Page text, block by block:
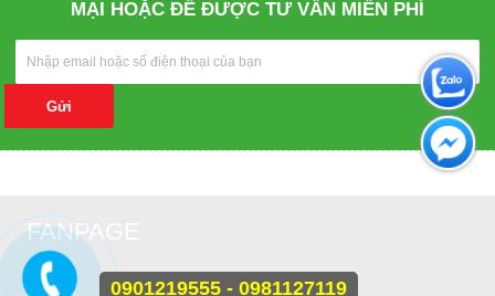
MẠI HOẶC ĐỂ ĐƯỢC TƯ VẤN MIỄN PHÍ
Gửi
FANPAGE
0901219555 - 0981127119